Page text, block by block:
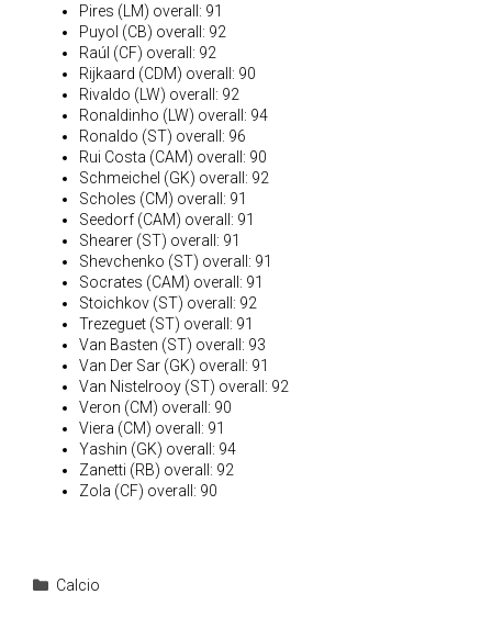
Pires (LM) overall: 91
Puyol (CB) overall: 92
Raúl (CF) overall: 92
Rijkaard (CDM) overall: 90
Rivaldo (LW) overall: 92
Ronaldinho (LW) overall: 94
Ronaldo (ST) overall: 96
Rui Costa (CAM) overall: 90
Schmeichel (GK) overall: 92
Scholes (CM) overall: 91
Seedorf (CAM) overall: 91
Shearer (ST) overall: 91
Shevchenko (ST) overall: 91
Socrates (CAM) overall: 91
Stoichkov (ST) overall: 92
Trezeguet (ST) overall: 91
Van Basten (ST) overall: 93
Van Der Sar (GK) overall: 91
Van Nistelrooy (ST) overall: 92
Veron (CM) overall: 90
Viera (CM) overall: 91
Yashin (GK) overall: 94
Zanetti (RB) overall: 92
Zola (CF) overall: 90
Categorie
Calcio